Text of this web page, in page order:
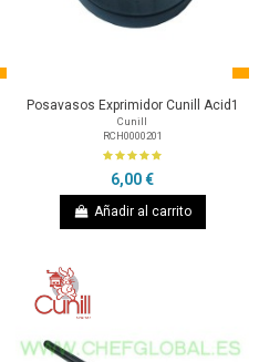
Posavasos Exprimidor Cunill Acid1
Cunill
RCH0000201
6,00 €
Añadir al carrito